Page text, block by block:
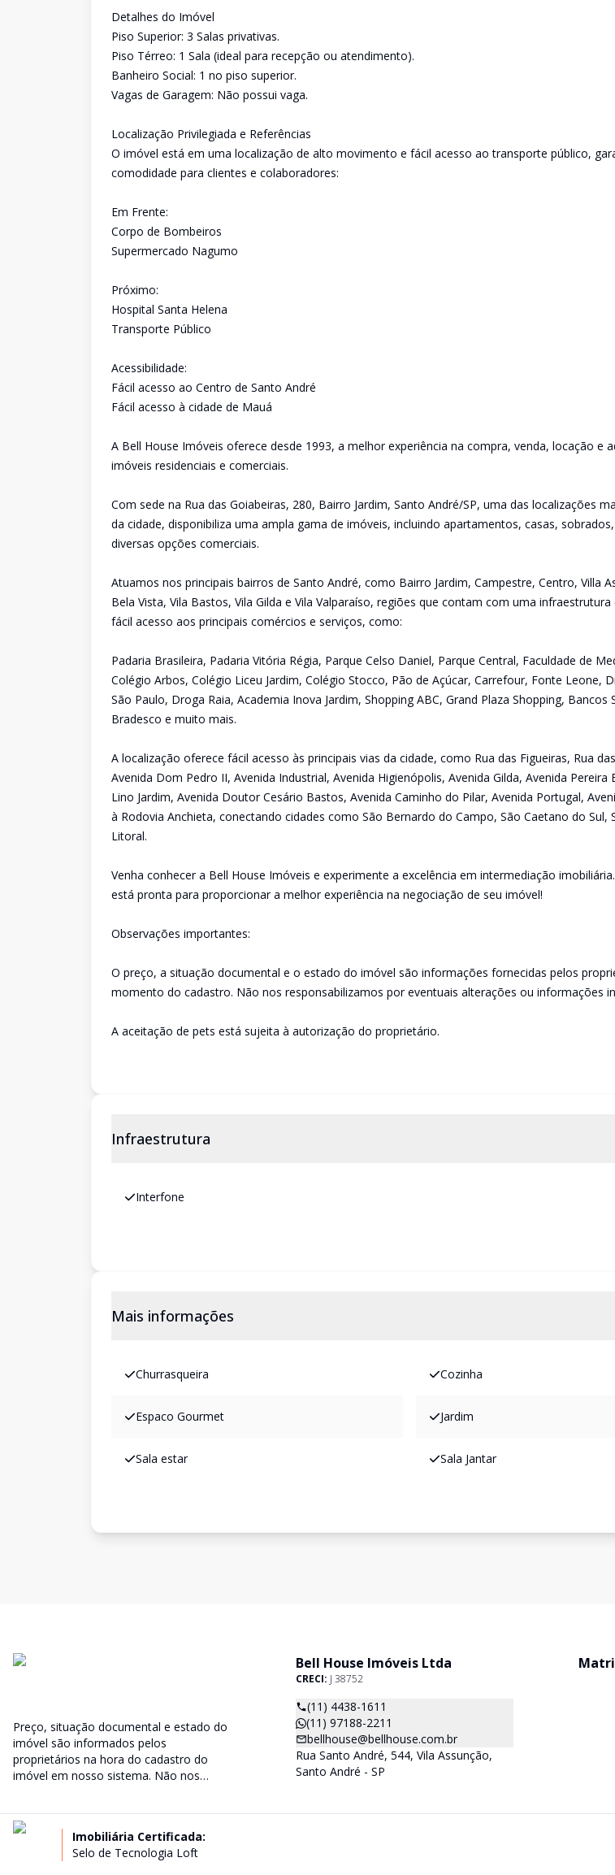
Detalhes do Imóvel
Piso Superior: 3 Salas privativas.
Piso Térreo: 1 Sala (ideal para recepção ou atendimento).
Banheiro Social: 1 no piso superior.
Vagas de Garagem: Não possui vaga.
Localização Privilegiada e Referências
O imóvel está em uma localização de alto movimento e fácil acesso ao transporte público,
comodidade para clientes e colaboradores:
Em Frente:
Corpo de Bombeiros
Supermercado Nagumo
Próximo:
Hospital Santa Helena
Transporte Público
Acessibilidade:
Fácil acesso ao Centro de Santo André
Fácil acesso à cidade de Mauá
A Bell House Imóveis oferece desde 1993, a melhor experiência na compra, venda, locação e
imóveis residenciais e comerciais.
Com sede na Rua das Goiabeiras, 280, Bairro Jardim, Santo André/SP, uma das localizações
da cidade, disponibiliza uma ampla gama de imóveis, incluindo apartamentos, casas,
diversas opções comerciais.
Atuamos nos principais bairros de Santo André, como Bairro Jardim, Campestre, Centro, Villa
Bela Vista, Vila Bastos, Vila Gilda e Vila Valparaíso, regiões que contam com uma infraestrutura
fácil acesso aos principais comércios e serviços, como:
Padaria Brasileira, Padaria Vitória Régia, Parque Celso Daniel, Parque Central, Faculdade de
Colégio Arbos, Colégio Liceu Jardim, Colégio Stocco, Pão de Açúcar, Carrefour, Fonte Leone,
São Paulo, Droga Raia, Academia Inova Jardim, Shopping ABC, Grand Plaza Shopping, Bancos
Bradesco e muito mais.
A localização oferece fácil acesso às principais vias da cidade, como Rua das Figueiras, Rua
Avenida Dom Pedro II, Avenida Industrial, Avenida Higienópolis, Avenida Gilda, Avenida Pereira
Lino Jardim, Avenida Doutor Cesário Bastos, Avenida Caminho do Pilar, Avenida Portugal,
à Rodovia Anchieta, conectando cidades como São Bernardo do Campo, São Caetano do Sul,
Litoral.
Venha conhecer a Bell House Imóveis e experimente a excelência em intermediação
está pronta para proporcionar a melhor experiência na negociação de seu imóvel!
Observações importantes:
O preço, a situação documental e o estado do imóvel são informações fornecidas pelos
momento do cadastro. Não nos responsabilizamos por eventuais alterações ou informações
A aceitação de pets está sujeita à autorização do proprietário.
Infraestrutura
Interfone
Mais informações
Churrasqueira Cozinha
Espaco Gourmet Jardim
Sala estar Sala Jantar
Preço, situação documental e estado do
imóvel são informados pelos
proprietários na hora do cadastro do
imóvel em nosso sistema. Não nos
incorretas.
Bell House Imóveis Ltda
CRECI: J 38752
(11) 4438-1611
(11) 97188-2211
bellhouse@bellhouse.com.br
Rua Santo André, 544, Vila Assunção,
Santo André - SP
Imobiliária Certificada:
Selo de Tecnologia Loft